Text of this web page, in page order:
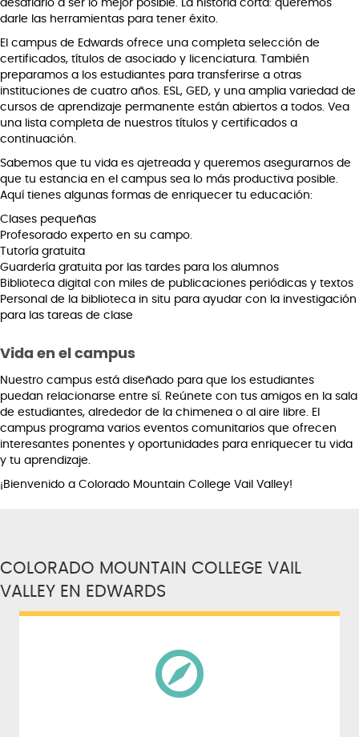
desafiarlo a ser lo mejor posible. La historia corta: queremos
darle las herramientas para tener éxito.
El campus de Edwards ofrece una completa selección de
certificados, títulos de asociado y licenciatura. También
preparamos a los estudiantes para transferirse a otras
instituciones de cuatro años. ESL, GED, y una amplia variedad de
cursos de aprendizaje permanente están abiertos a todos. Vea
una lista completa de nuestros títulos y certificados a
continuación.
Sabemos que tu vida es ajetreada y queremos asegurarnos de
que tu estancia en el campus sea lo más productiva posible.
Aquí tienes algunas formas de enriquecer tu educación:
Clases pequeñas
Profesorado experto en su campo.
Tutoría gratuita
Guardería gratuita por las tardes para los alumnos
Biblioteca digital con miles de publicaciones periódicas y textos
Personal de la biblioteca in situ para ayudar con la investigación
para las tareas de clase
Vida en el campus
Nuestro campus está diseñado para que los estudiantes
puedan relacionarse entre sí. Reúnete con tus amigos en la sala
de estudiantes, alrededor de la chimenea o al aire libre. El
campus programa varios eventos comunitarios que ofrecen
interesantes ponentes y oportunidades para enriquecer tu vida
y tu aprendizaje.
¡Bienvenido a Colorado Mountain College Vail Valley!
COLORADO MOUNTAIN COLLEGE VAIL
VALLEY EN EDWARDS